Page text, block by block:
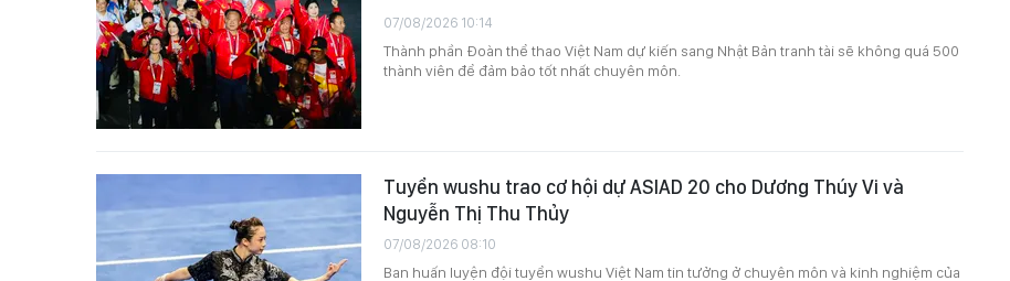
07/08/2026 10:14
Thành phần Đoàn thể thao Việt Nam dự kiến sang Nhật Bản tranh tài sẽ không quá 500
thành viên để đảm bảo tốt nhất chuyên môn.
Tuyển wushu trao cơ hội dự ASIAD 20 cho Dương Thúy Vi và
Nguyễn Thị Thu Thủy
07/08/2026 08:10
Ban huấn luyện đội tuyển wushu Việt Nam tin tưởng ở chuyên môn và kinh nghiệm của